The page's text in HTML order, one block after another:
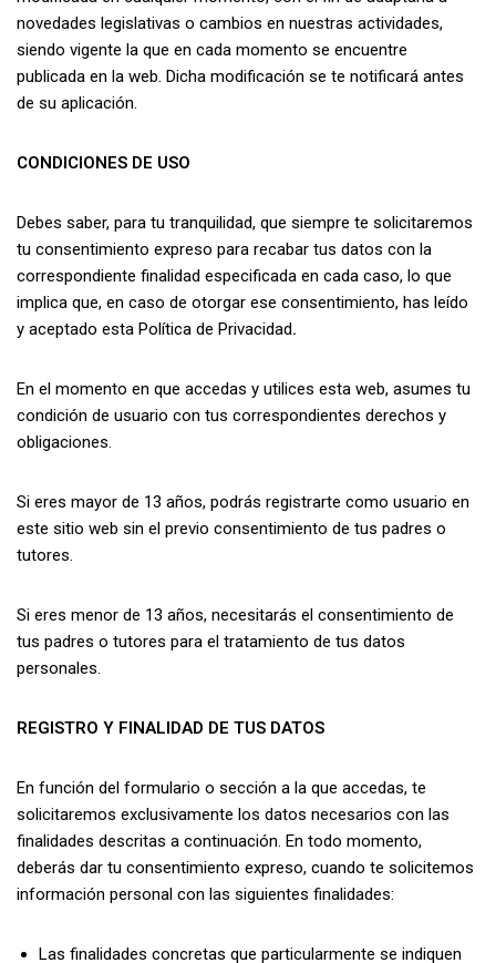
novedades legislativas o cambios en nuestras actividades,
siendo vigente la que en cada momento se encuentre
publicada en la web. Dicha modificación se te notificará antes
de su aplicación.
CONDICIONES DE USO
Debes saber, para tu tranquilidad, que siempre te solicitaremos
tu consentimiento expreso para recabar tus datos con la
correspondiente finalidad especificada en cada caso, lo que
implica que, en caso de otorgar ese consentimiento, has leído
y aceptado esta Política de Privacidad.
En el momento en que accedas y utilices esta web, asumes tu
condición de usuario con tus correspondientes derechos y
obligaciones.
Si eres mayor de 13 años, podrás registrarte como usuario en
este sitio web sin el previo consentimiento de tus padres o
tutores.
Si eres menor de 13 años, necesitarás el consentimiento de
tus padres o tutores para el tratamiento de tus datos
personales.
REGISTRO Y FINALIDAD DE TUS DATOS
En función del formulario o sección a la que accedas, te
solicitaremos exclusivamente los datos necesarios con las
finalidades descritas a continuación. En todo momento,
deberás dar tu consentimiento expreso, cuando te solicitemos
información personal con las siguientes finalidades:
Las finalidades concretas que particularmente se indiquen